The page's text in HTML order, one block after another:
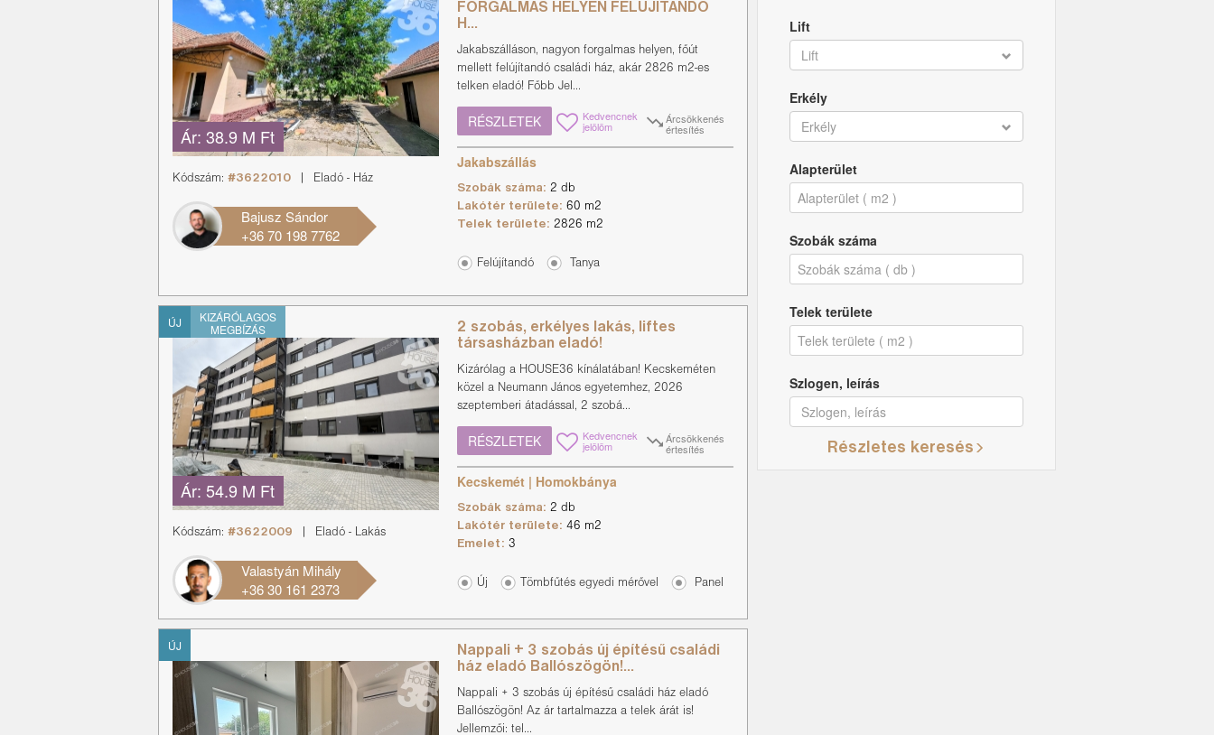
Ár: 38.9 M Ft
Kódszám: #3622010 Eladó - Ház
Bajusz Sándor
+36 70 198 7762
FORGALMAS HELYEN FELÚJÍTANDÓ
H...
Jakabszálláson, nagyon forgalmas helyen, főút
mellett felújítandó családi ház, akár 2826 m2-es
telken eladó! Főbb Jel...
RÉSZLETEK Kedvencnek
jelölöm
Árcsökkenés
értesítés
Jakabszállás
Szobák száma:2 db
Lakótér területe:60 m2
Telek területe:2826 m2
Felújítandó Tanya
ÚJ
KIZÁRÓLAGOS
MEGBÍZÁS
Ár: 54.9 M Ft
Kódszám: #3622009 Eladó - Lakás
Valastyán Mihály
+36 30 161 2373
2 szobás, erkélyes lakás, liftes
társasházban eladó!
Kizárólag a HOUSE36 kínálatában! Kecskeméten
közel a Neumann János egyetemhez, 2026
szeptemberi átadással, 2 szobá...
RÉSZLETEK Kedvencnek
jelölöm
Árcsökkenés
értesítés
Kecskemét | Homokbánya
Szobák száma:2 db
Lakótér területe:46 m2
Emelet:3
Új Tömbfűtés egyedi mérővel Panel
ÚJ
Nappali + 3 szobás új építésű családi
ház eladó Ballószögön!...
Nappali + 3 szobás új építésű családi ház eladó
Ballószögön! Az ár tartalmazza a telek árát is!
Jellemzői: tel...
Lift
Lift
Erkély
Erkély
Alapterület
Szobák száma
Telek területe
Szlogen, leírás
Részletes keresés